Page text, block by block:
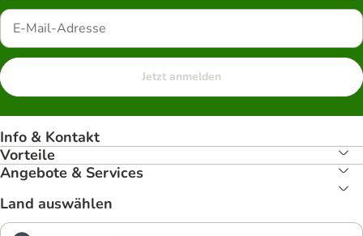
Jetzt anmelden
Info & Kontakt
Vorteile
Angebote & Services
Land auswählen